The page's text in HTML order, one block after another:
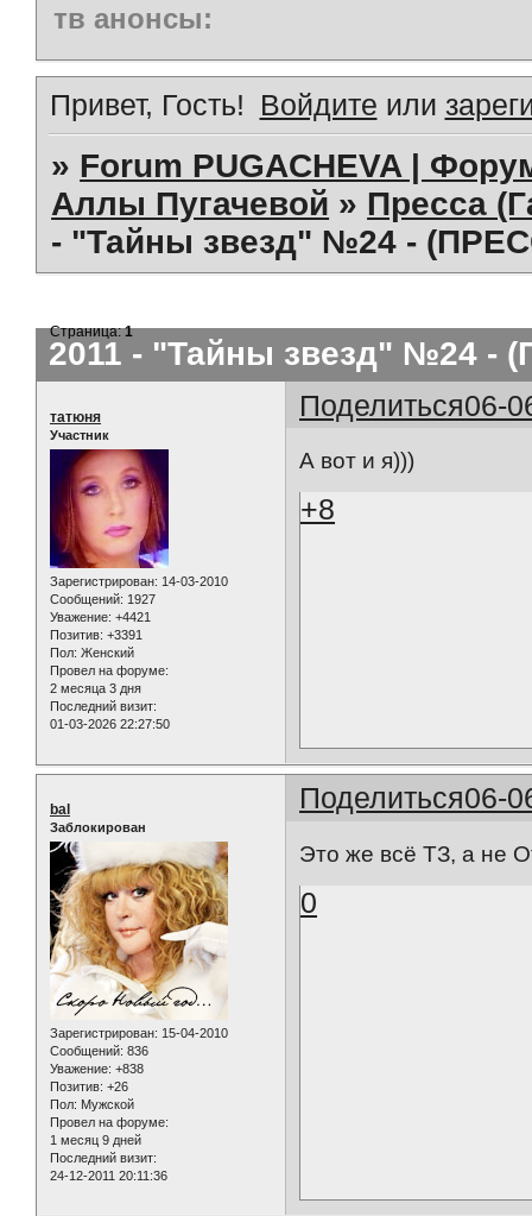
тв анонсы:
Привет, Гость! Войдите или
» Forum PUGACHEVA |
Аллы Пугачевой » Пресса
- "Тайны звезд" №24 -
2011 - "Тайны звезд" №24 -
Страница:1
Поделиться06-
татюня
Участник
Зарегистрирован: 14-03-2010
Сообщений: 1927
Уважение: +4421
Позитив: +3391
Пол: Женский
Провел на форуме:
2 месяца 3 дня
Последний визит:
01-03-2026 22:27:50
А вот и я)))
+8
Поделиться06-
bal
Заблокирован
Зарегистрирован: 15-04-2010
Сообщений: 836
Уважение: +838
Позитив: +26
Пол: Мужской
Провел на форуме:
1 месяц 9 дней
Последний визит:
24-12-2011 20:11:36
Это же всё ТЗ, а не
0